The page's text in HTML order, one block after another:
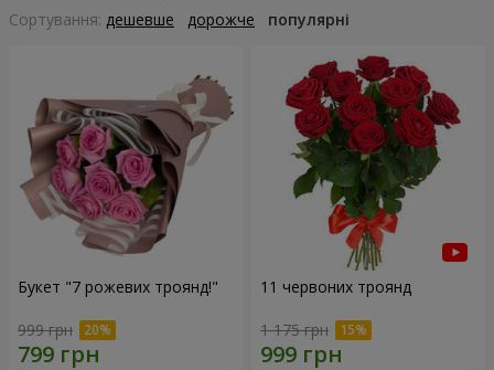
Сортування: дешевше дорожче популярні
Букет "7 рожевих троянд!"
999 грн
11 червоних троянд
1 175 грн